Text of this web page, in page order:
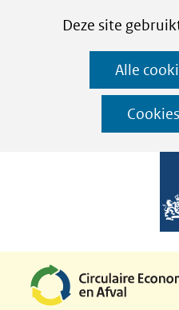
CookiesDeze site
worden
toegestaan
Alle